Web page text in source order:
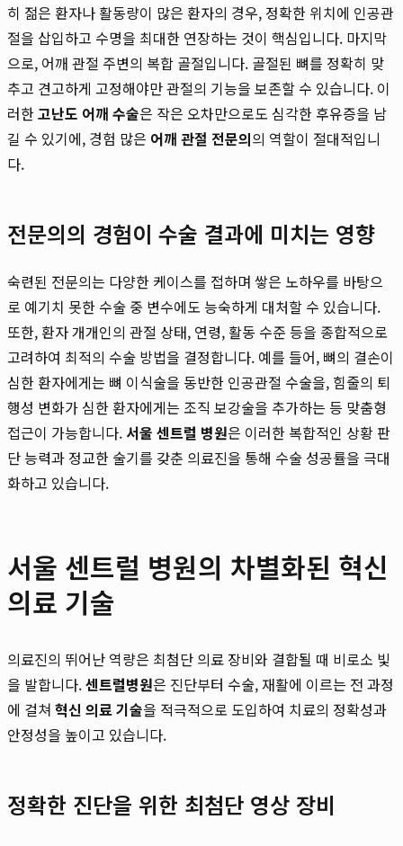
히 젊은 환자나 활동량이 많은 환자의 경우, 정확한 위치에 인공관
절을 삽입하고 수명을 최대한 연장하는 것이 핵심입니다. 마지막
으로, 어깨 관절 주변의 복합 골절입니다. 골절된 뼈를 정확히 맞
추고 견고하게 고정해야만 관절의 기능을 보존할 수 있습니다. 이
러한고난도 어깨 수술은 작은 오차만으로도 심각한 후유증을 남
길 수 있기에, 경험 많은 어깨 관절 전문의의 역할이 절대적입니
다.
전문의의 경험이 수술 결과에 미치는 영향
숙련된 전문의는 다양한 케이스를 접하며 쌓은 노하우를 바탕으
로 예기치 못한 수술 중 변수에도 능숙하게 대처할 수 있습니다.
또한, 환자 개개인의 관절 상태, 연령, 활동 수준 등을 종합적으로
고려하여 최적의 수술 방법을 결정합니다. 예를 들어, 뼈의 결손이
심한 환자에게는 뼈 이식술을 동반한 인공관절 수술을, 힘줄의 퇴
행성 변화가 심한 환자에게는 조직 보강술을 추가하는 등 맞춤형
접근이 가능합니다. 서울 센트럴 병원은 이러한 복합적인 상황 판
단 능력과 정교한 술기를 갖춘 의료진을 통해 수술 성공률을 극대
화하고 있습니다.
서울 센트럴 병원의 차별화된 혁신
의료 기술
의료진의 뛰어난 역량은 최첨단 의료 장비와 결합될 때 비로소 빛
을 발합니다.센트럴병원은 진단부터 수술, 재활에 이르는 전 과정
에 걸쳐 혁신 의료 기술을 적극적으로 도입하여 치료의 정확성과
안정성을 높이고 있습니다.
정확한 진단을 위한 최첨단 영상 장비